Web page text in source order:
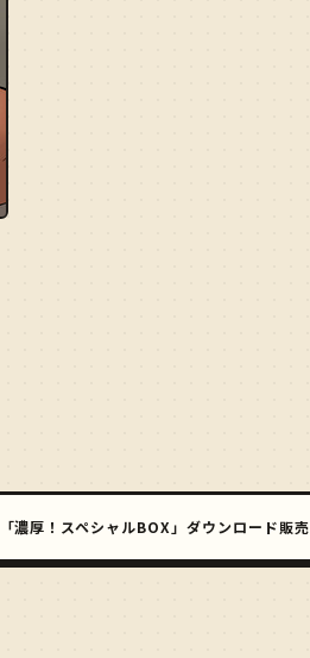
「濃厚！スペシャルBOX」ダウンロード販売